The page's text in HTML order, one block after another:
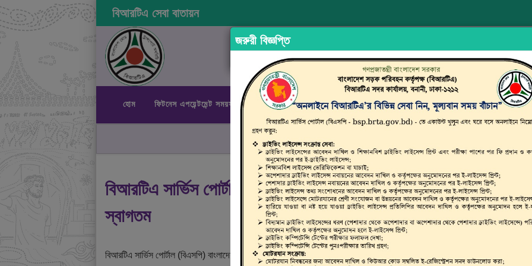
বিআরটিএ সেবা বাতায়ন
হোম ফিটনেস এপয়েন্টমেন্ট সময়সূচী রাইড শেয়ারিং অভিযোগ/মতামত দিন ইউজার ম্যানুয়াল
ছাত্র
জরুরী বিজ্ঞপ্তি
বিআরটিএ সার্ভিস পোর্টালে
স্বাগতম
বিআরটিএ সার্ভিস পোর্টাল (বিএসপি) বাংলাদেশ রোড ট্রান্সপোর্ট অথরিটি (বিআরটিএ)